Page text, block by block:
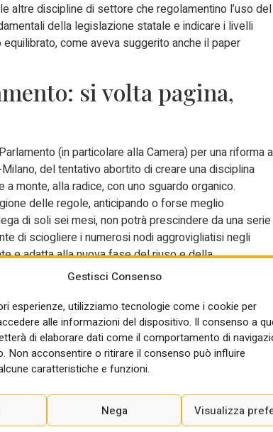
Gestisci Consenso
esperienze, utilizziamo tecnologie come i cookie per
alle informazioni del dispositivo. Il consenso a
di elaborare dati come il comportamento di
Non acconsentire o ritirare il consenso può influire
caratteristiche e funzioni.
Nega Visualizza
altre discipline di settore che regolamentino l’uso del
della legislazione statale e indicare i livelli
come aveva suggerito anche il paper
si volta pagina,
(in particolare alla Camera) per una riforma a
del tentativo abortito di creare una disciplina
monte, alla radice, con uno sguardo organico.
delle regole, anticipando o forse meglio
di soli sei mesi, non potrà prescindere da una serie
di sciogliere i numerosi nodi aggrovigliatisi negli
e adatta alla nuova fase del riuso e della
effettivamente – riguarderanno anzitutto proprio
diverse, con i puristi dell’urbanistica
pure dannoso un solo testo unico per edilizia e
sua furbizia perché prevede per il governo la
quindi prima al dibattito parlamentare e poi allo